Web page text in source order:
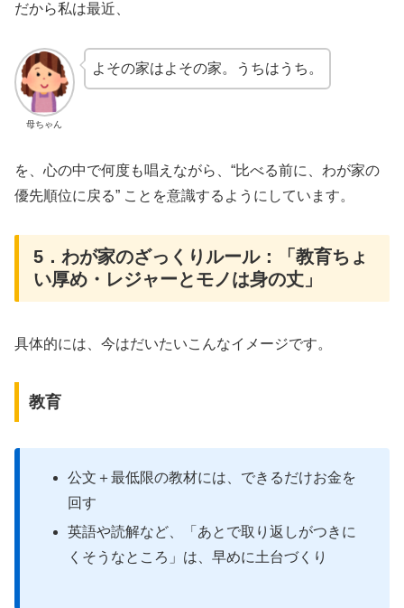
だから私は最近、
母ちゃん
よその家はよその家。うちはうち。
を、心の中で何度も唱えながら、“比べる前に、わが家の
優先順位に戻る” ことを意識するようにしています。
5．わが家のざっくりルール：「教育ちょ
い厚め・レジャーとモノは身の丈」
具体的には、今はだいたいこんなイメージです。
教育
公文＋最低限の教材には、できるだけお金を
回す
英語や読解など、「あとで取り返しがつきに
くそうなところ」は、早めに土台づくり